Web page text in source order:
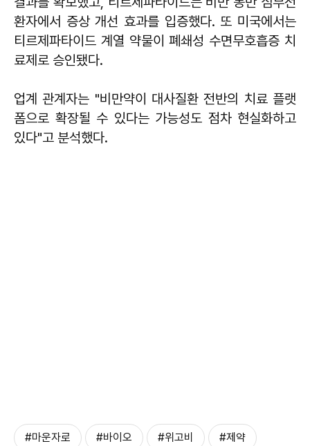
환자에서 증상 개선 효과를 입증했다. 또 미국에서는
티르제파타이드 계열 약물이 폐쇄성 수면무호흡증 치
료제로 승인됐다.
업계 관계자는 "비만약이 대사질환 전반의 치료 플랫
폼으로 확장될 수 있다는 가능성도 점차 현실화하고
있다"고 분석했다.
#마운자로 #바이오 #위고비 #제약